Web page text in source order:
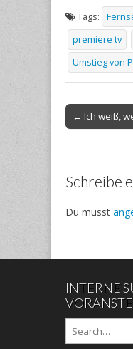
Tags:
premiere tv
Umstieg von
Post
navigation
← Ich weiß,
Schreibe
Du musst
INTERNE